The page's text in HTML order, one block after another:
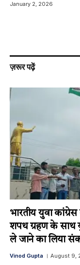
January 2, 2026
ज़रूर पढ़ें
भारतीय युवा
शपथ ग्रहण के साथ
ले जाने का लिया
Vinod Gupta August 9,